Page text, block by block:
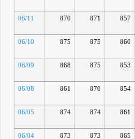
06/11 870 871 857
06/10 875 875 860
06/09 868 875 853
06/08 861 870 854
06/05 874 874 861
06/04 873 873 865